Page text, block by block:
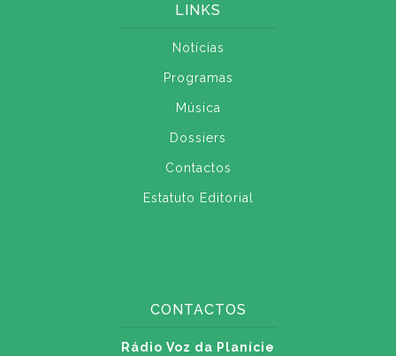
LINKS
Notícias
Programas
Música
Dossiers
Contactos
Estatuto Editorial
CONTACTOS
Rádio Voz da Planície